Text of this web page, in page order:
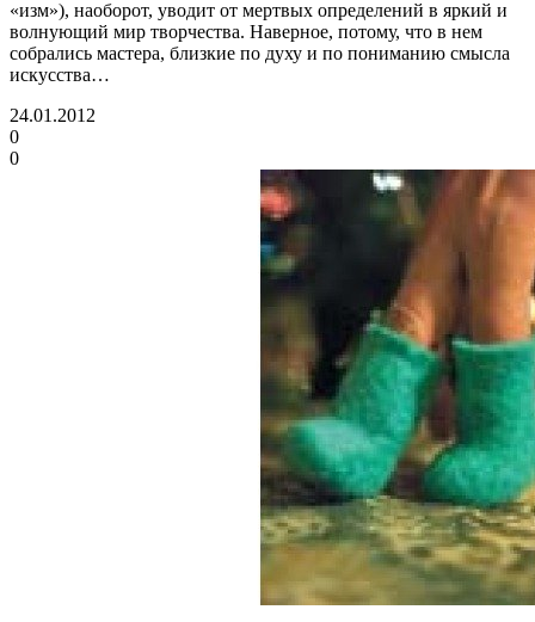
«изм»), наоборот, уводит от мертвых определений в яркий и
волнующий мир творчества. Наверное, потому, что в нем
собрались мастера, близкие по духу и по пониманию смысла
искусства…
24.01.2012
0
0